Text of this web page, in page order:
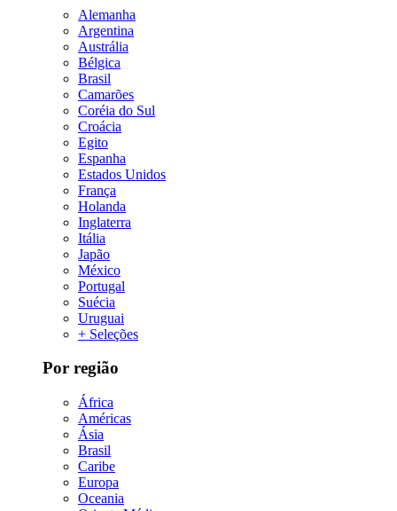
Alemanha
Argentina
Austrália
Bélgica
Brasil
Camarões
Coréia do Sul
Croácia
Egito
Espanha
Estados Unidos
França
Holanda
Inglaterra
Itália
Japão
México
Portugal
Suécia
Uruguai
+ Seleções
Por região
África
Américas
Ásia
Brasil
Caribe
Europa
Oceania